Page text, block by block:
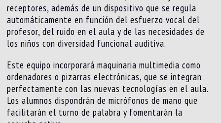
receptores, además de un dispositivo que se regula
automáticamente en función del esfuerzo vocal del
profesor, del ruido en el aula y de las necesidades de
los niños con diversidad funcional auditiva.
Este equipo incorporará maquinaria multimedia como
ordenadores o pizarras electrónicas, que se integran
perfectamente con las nuevas tecnologías en el aula.
Los alumnos dispondrán de micrófonos de mano que
facilitarán el turno de palabra y fomentarán la